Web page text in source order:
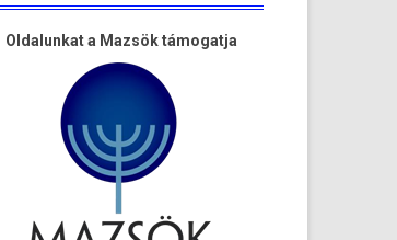
Oldalunkat a Mazsök támogatja